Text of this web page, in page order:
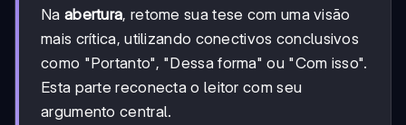
Na abertura, retome sua tese com uma visão
mais crítica, utilizando conectivos conclusivos
como "Portanto", "Dessa forma" ou "Com isso".
Esta parte reconecta o leitor com seu
argumento central.